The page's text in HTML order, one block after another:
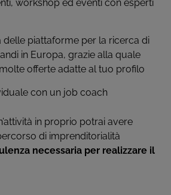
workshop ed eventi con esperti
delle piattaforme per la ricerca di
in Europa, grazie alla quale
offerte adatte al tuo profilo
con un job coach
in proprio potrai avere
di imprenditorialità
necessaria per realizzare il